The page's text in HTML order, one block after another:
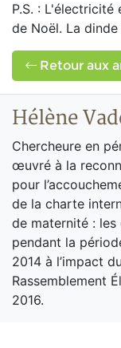
P.S. : L'électricité
de Noël. La
Retour aux
Hélène
Chercheure en
œuvré à la
pour
de la charte
de maternité :
pendant la
2014 à l’impact
Rassemblement
2016.